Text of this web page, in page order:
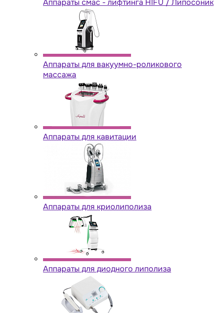
Аппараты cмас - лифтинга HIFU / Липосоник
Аппараты для вакуумно-роликового
массажа
Аппараты для кавитации
Аппараты для криолиполиза
Аппараты для диодного липолиза